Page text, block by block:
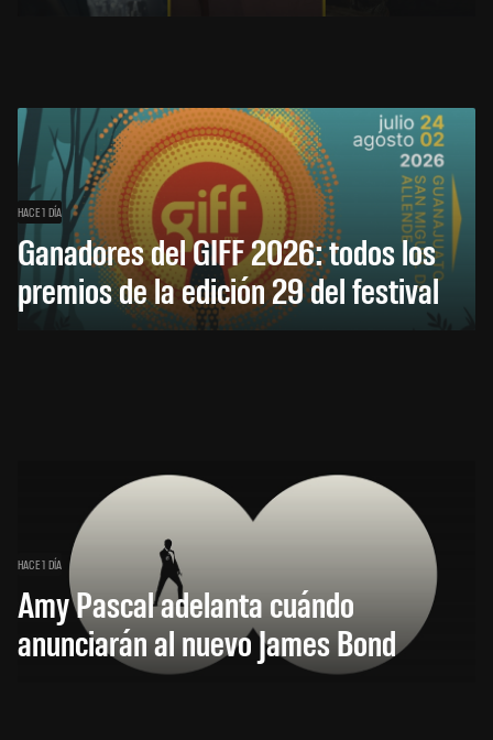
HACE 1 DÍA
Ganadores del GIFF 2026: todos los
premios de la edición 29 del festival
HACE 1 DÍA
Amy Pascal adelanta cuándo
anunciarán al nuevo James Bond